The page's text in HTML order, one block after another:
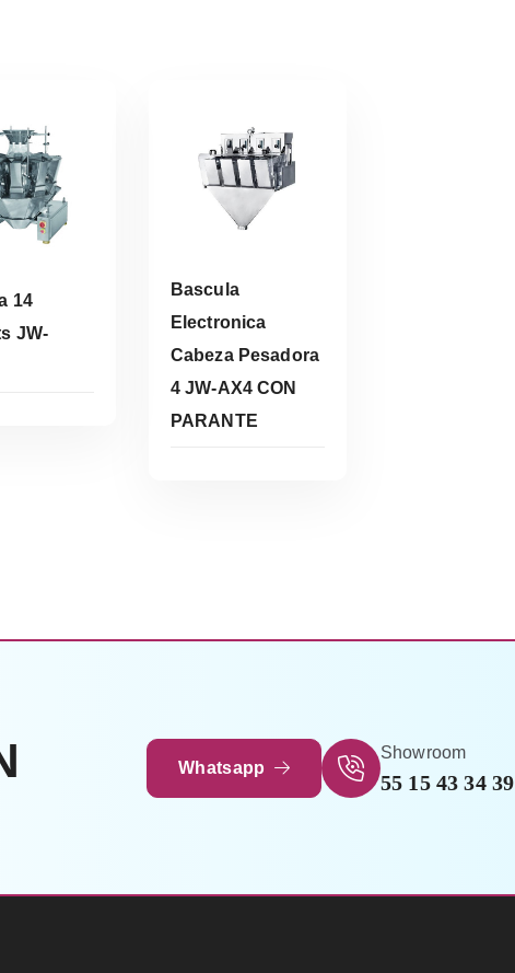
14
JW-
Leer Más
Bascula
Electronica
Cabeza Pesadora
4 JW-AX4 CON
PARANTE
Whatsapp
Showroom
55 15 43 34 39